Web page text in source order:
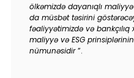
ölkəmizdə dayanıqlı
da müsbət təsirini
fəaliyyətimizdə və bankçılıq
maliyyə və ESG
nümunəsidir”.